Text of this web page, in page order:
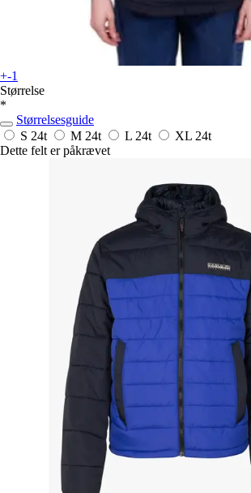
+-1
Størrelse
*
Størrelsesguide
S 24t M 24t L 24t XL 24t
Dette felt er påkrævet